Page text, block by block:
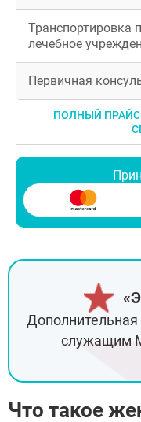
Транспортировка
лечебное
Первичная
ПОЛНЫЙ
Дополнительная
служащим
Что такое